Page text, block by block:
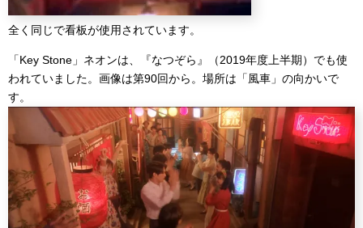
全く同じで看板が使用されています。
「Key Stone」ネオンは、『なつぞら』（2019年度上半期）でも使
われていました。画像は第90回から。場所は「風車」の向かいで
す。